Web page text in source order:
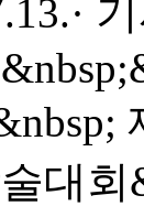
대회